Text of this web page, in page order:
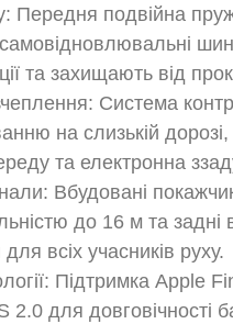
Передня подвійна
та захищають від
Система
на слизькій
та електронна
Вбудовані
до 16 м та задні
всіх учасників руху.
Підтримка Apple
2.0 для довговічності